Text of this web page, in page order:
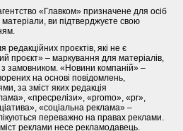
«Главком» призначене для осіб
ви підтверджуєте свою
проєктів, які не є
проєкт» – маркування для матеріалів,
замовником. «Новини компаній» –
на основі повідомлень,
за зміст яких редакція
«пресрелізи», «promo», «pr»,
«соціальна реклама» –
переважно на правах реклами.
реклами несе рекламодавець.